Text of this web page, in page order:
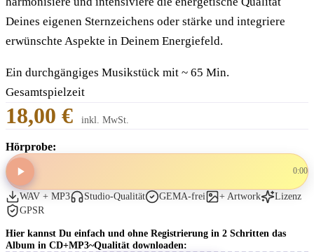
Deines eigenen Sternzeichens oder stärke und integriere
erwünschte Aspekte in Deinem Energiefeld.
Ein durchgängiges Musikstück mit ~ 65 Min.
Gesamtspielzeit
18,00 € inkl. MwSt.
Hörprobe:
0:00
WAV + MP3 Studio-Qualität GEMA-frei + Artwork
Lizenz
GPSR
Hier kannst Du einfach und ohne Registrierung in 2 Schritten das
Album in CD+MP3~Qualität downloaden: